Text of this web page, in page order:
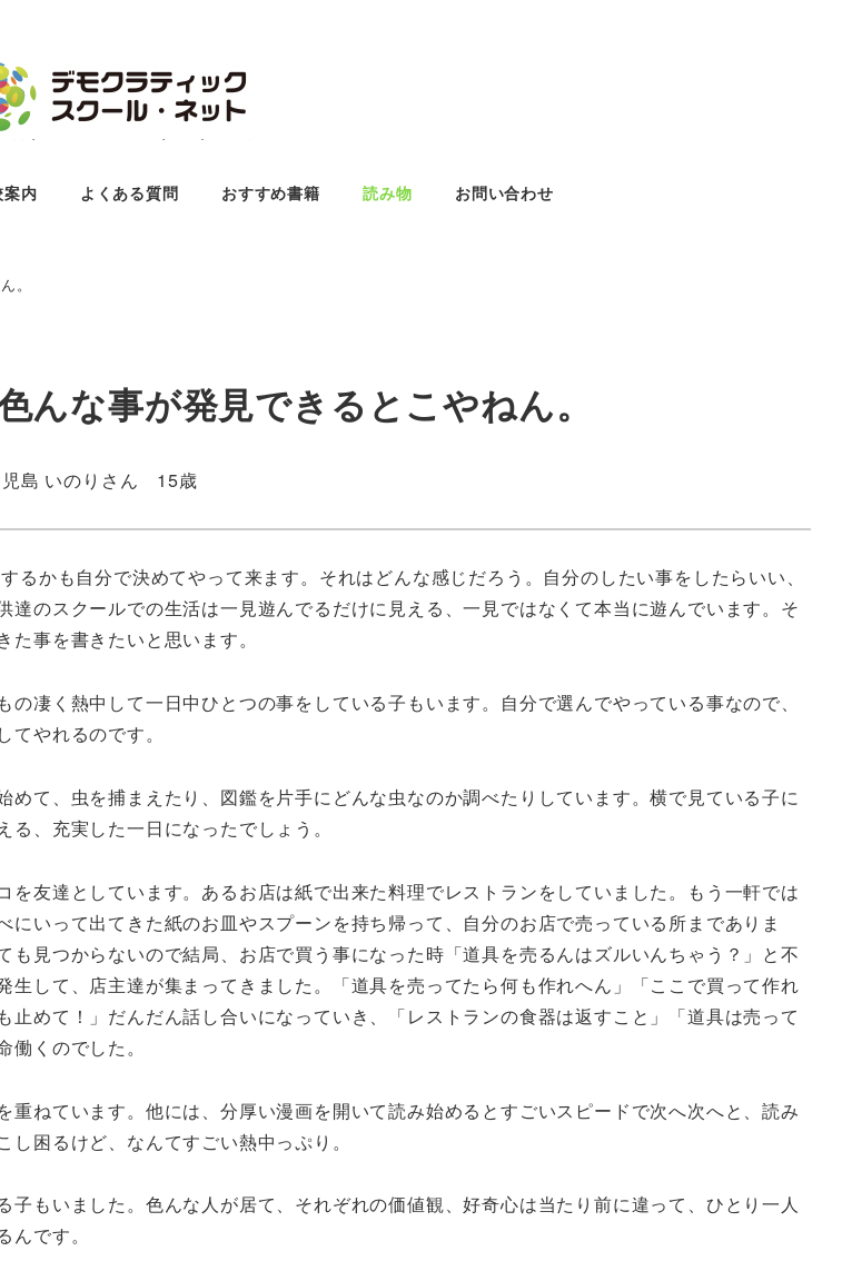
内 よくある質問 おすすめ書籍 読み物 お問い合わせ
。
な事が発見できるとこやねん。
児島 いのりさん 15歳
かも自分で決めてやって来ます。それはどんな感じだろう。自分のしたい事をしたらいい、
のスクールでの生活は一見遊んでるだけに見える、一見ではなくて本当に遊んでいます。そ
事を書きたいと思います。
凄く熱中して一日中ひとつの事をしている子もいます。自分で選んでやっている事なので、
やれるのです。
て、虫を捕まえたり、図鑑を片手にどんな虫なのか調べたりしています。横で見ている子に
、充実した一日になったでしょう。
友達としています。あるお店は紙で出来た料理でレストランをしていました。もう一軒では
いって出てきた紙のお皿やスプーンを持ち帰って、自分のお店で売っている所までありま
見つからないので結局、お店で買う事になった時「道具を売るんはズルいんちゃう？」と不
して、店主達が集まってきました。「道具を売ってたら何も作れへん」「ここで買って作れ
めて！」だんだん話し合いになっていき、「レストランの食器は返すこと」「道具は売って
くのでした。
ねています。他には、分厚い漫画を開いて読み始めるとすごいスピードで次へ次へと、読み
困るけど、なんてすごい熱中っぷり。
もいました。色んな人が居て、それぞれの価値観、好奇心は当たり前に違って、ひとり一人
です。